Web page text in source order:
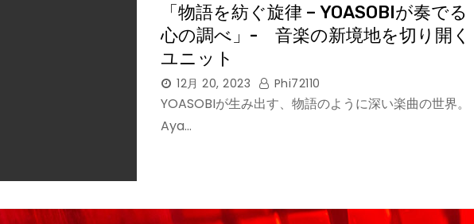
「物語を紡ぐ旋律 – YOASOBIが奏でる
心の調べ」- 音楽の新境地を切り開く
ユニット
12月 20, 2023 Phi72110
YOASOBIが生み出す、物語のように深い楽曲の世界。
Aya…